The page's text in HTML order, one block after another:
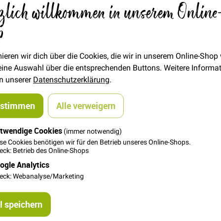
willkommen in unserem
wir dich über die Cookies, die wir in unserem Online-Shop
Auswahl über die entsprechenden Buttons. Weitere
unsererDatenschutzerklärung.
Alle verweigern
Cookies (immer notwendig)
Cookies benötigen wir für den Betrieb unseres Online-Shops.
Betrieb des Online-Shops
Analytics
Webanalyse/Marketing
speichern
18,00 €
Menge
Baumwolle.
für Puppengesichter und -körper und kommt als